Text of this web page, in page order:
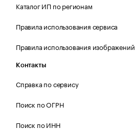
Каталог ИП по регионам
Правила использования сервиса
Правила использования изображений
Контакты
Справка по сервису
Поиск по ОГРН
Поиск по ИНН